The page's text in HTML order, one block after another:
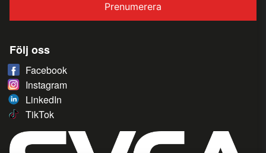
Prenumerera
Följ oss
Facebook
Instagram
LinkedIn
TikTok